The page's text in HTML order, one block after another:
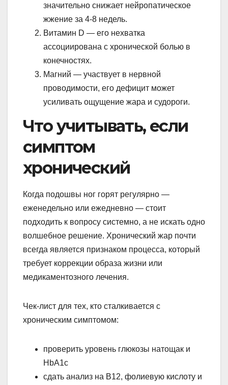
значительно снижает нейропатическое
жжение за 4-8 недель.
Витамин D — его нехватка
ассоциирована с хронической болью в
конечностях.
Магний — участвует в нервной
проводимости, его дефицит может
усиливать ощущение жара и судороги.
Что учитывать, если
симптом
хронический
Когда подошвы ног горят регулярно —
еженедельно или ежедневно — стоит
подходить к вопросу системно, а не искать одно
волшебное решение. Хронический жар почти
всегда является признаком процесса, который
требует коррекции образа жизни или
медикаментозного лечения.
Чек-лист для тех, кто сталкивается с
хроническим симптомом:
проверить уровень глюкозы натощак и
HbA1c
сдать анализ на B12, фолиевую кислоту и